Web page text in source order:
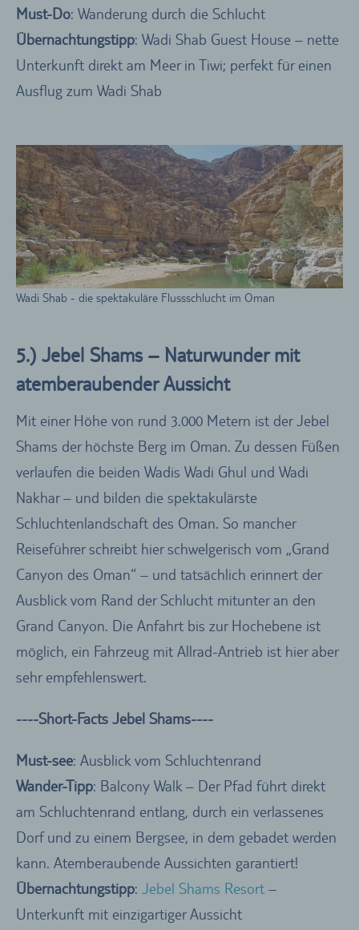
Must-Do: Wanderung durch die Schlucht
Übernachtungstipp: Wadi Shab Guest House – nette
Unterkunft direkt am Meer in Tiwi; perfekt für einen
Ausflug zum Wadi Shab
Wadi Shab - die spektakuläre Flussschlucht im Oman
5.) Jebel Shams – Naturwunder mit
atemberaubender Aussicht
Mit einer Höhe von rund 3.000 Metern ist der Jebel
Shams der höchste Berg im Oman. Zu dessen Füßen
verlaufen die beiden Wadis Wadi Ghul und Wadi
Nakhar – und bilden die spektakulärste
Schluchtenlandschaft des Oman. So mancher
Reiseführer schreibt hier schwelgerisch vom „Grand
Canyon des Oman“ – und tatsächlich erinnert der
Ausblick vom Rand der Schlucht mitunter an den
Grand Canyon. Die Anfahrt bis zur Hochebene ist
möglich, ein Fahrzeug mit Allrad-Antrieb ist hier aber
sehr empfehlenswert.
----Short-Facts Jebel Shams----
Must-see: Ausblick vom Schluchtenrand
Wander-Tipp: Balcony Walk – Der Pfad führt direkt
am Schluchtenrand entlang, durch ein verlassenes
Dorf und zu einem Bergsee, in dem gebadet werden
kann. Atemberaubende Aussichten garantiert!
Übernachtungstipp: Jebel Shams Resort –
Unterkunft mit einzigartiger Aussicht